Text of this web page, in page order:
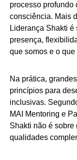
processo profundo
consciência. Mais
Liderança Shakti
presença,
que somos e o que
Na prática,
princípios para
inclusivas.
MAI Mentoring e
Shakti não é sobre
qualidades